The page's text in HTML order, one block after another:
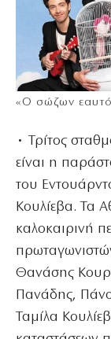
«Ο σώζων
• Τρίτος
είναι η
του
Κουλίεβα. Τα
καλοκαιρινή
Θανάσης
Πανάδης,
Ταμίλα